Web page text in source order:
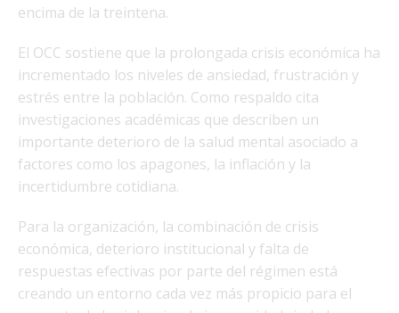
encima de la treintena.
El OCC sostiene que la prolongada crisis económica ha
incrementado los niveles de ansiedad, frustración y
estrés entre la población. Como respaldo cita
investigaciones académicas que describen un
importante deterioro de la salud mental asociado a
factores como los apagones, la inflación y la
incertidumbre cotidiana.
Para la organización, la combinación de crisis
económica, deterioro institucional y falta de
respuestas efectivas por parte del régimen está
creando un entorno cada vez más propicio para el